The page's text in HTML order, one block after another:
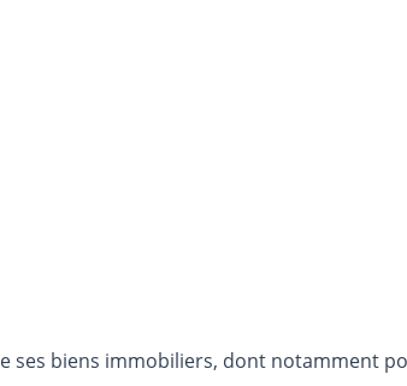
ses biens immobiliers, dont notamment